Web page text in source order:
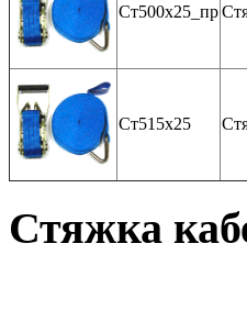
Ст500х25_пр
Ст515х25
Стяжка